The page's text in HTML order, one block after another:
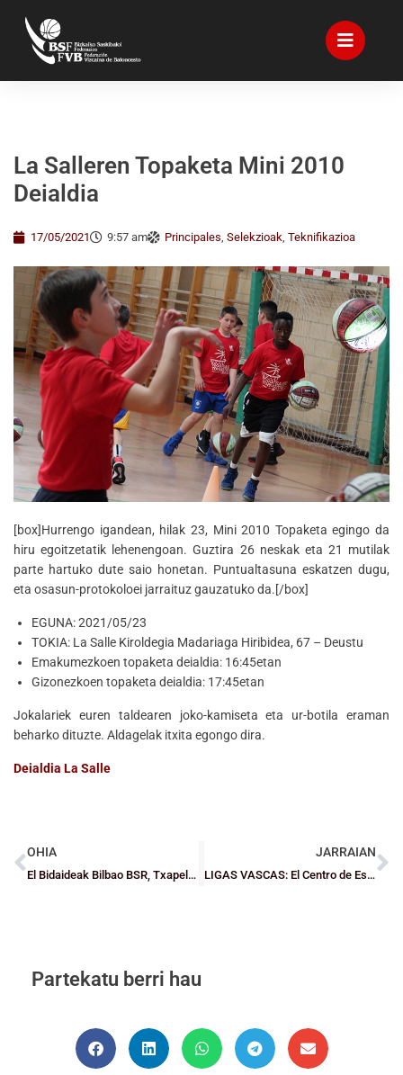
La Salleren Topaketa Mini 2010
Deialdia
17/05/2021 9:57 am Principales, Selekzioak, Teknifikazioa
[box]Hurrengo igandean, hilak 23, Mini 2010 Topaketa egingo da
hiru egoitzetatik lehenengoan. Guztira 26 neskak eta 21 mutilak
parte hartuko dute saio honetan. Puntualtasuna eskatzen dugu,
eta osasun-protokoloei jarraituz gauzatuko da.[/box]
EGUNA: 2021/05/23
TOKIA: La Salle Kiroldegia Madariaga Hiribidea, 67 – Deustu
Emakumezkoen topaketa deialdia: 16:45etan
Gizonezkoen topaketa deialdia: 17:45etan
Jokalariek euren taldearen joko-kamiseta eta ur-botila eraman
beharko dituzte. Aldagelak itxita egongo dira.
Deialdia La Salle
OHIA
El Bidaideak Bilbao BSR, Txapeldun!
JARRAIAN
LIGAS VASCAS: El Centro de Estudios Mikeldi Cadete estrena su casillero de triunfos
Partekatu berri hau